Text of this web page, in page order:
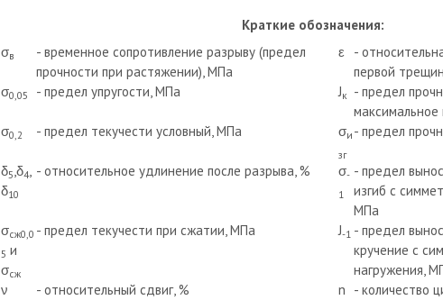
Краткие обозначения:
σв
- временное сопротивление разрыву (предел
прочности при растяжении), МПа
ε -
первой
σ0,05 - предел упругости, МПа Jк - предел
σ0,2 - предел текучести условный, МПа σи
зг
- предел
δ5,δ4,
δ10
- относительное удлинение после разрыва, % σ-
1
- предел
изгиб с
МПа
σсж0,0
5 и
σсж
- предел текучести при сжатии, МПа J-1 - предел
кручение с
нагружения,
ν
- относительный сдвиг, % n - количество